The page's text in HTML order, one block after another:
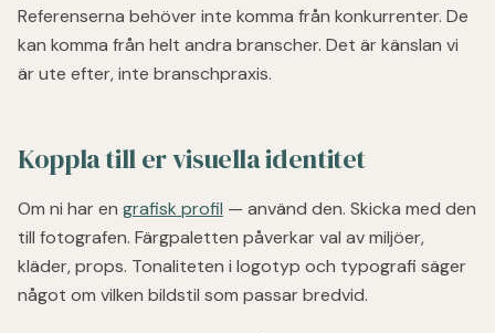
Referenserna behöver inte komma från konkurrenter. De
kan komma från helt andra branscher. Det är känslan vi
är ute efter, inte branschpraxis.
Koppla till er visuella identitet
Om ni har en grafisk profil — använd den. Skicka med den
till fotografen. Färgpaletten påverkar val av miljöer,
kläder, props. Tonaliteten i logotyp och typografi säger
något om vilken bildstil som passar bredvid.